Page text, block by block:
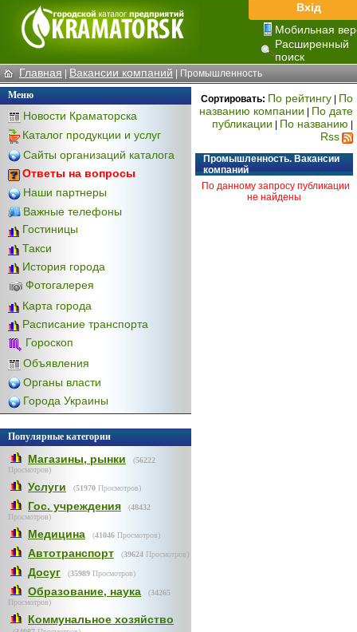
Вхід
Мобильная
Расширенный
поиск
Главная | Вакансии компаний | Промышленность
Меню
Новости Краматорска
Каталог продукции и услуг
Сайты организаций каталога
Ответы на вопросы
Наши партнеры
Важные телефоны
Гостиницы
Такси
История города
Фотогалерея
Карта города
Расписание транспорта
Гороскоп
Объявления
Органы власти
Города Украины
Популярные категории
Магазины, рынки (56222
Просмотров)
Услуги (51970 Просмотров)
Гос. учреждения (48432
Просмотров)
Медицина (41046 Просмотров)
Автотранспорт (39624 Просмотров)
Досуг (35989 Просмотров)
Образование, наука (34265
Просмотров)
Коммунальное хозяйство
Сортировать: По рейтингу
По
названию компании
По дате
публикации
По названию
Rss
Промышленность. Вакансии
компаний
По данному запросу публикации
не найдены